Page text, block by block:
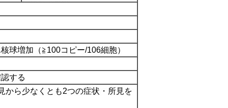
増加（≧100コピー/106細胞）
する
から少なくとも2つの症状・所見を